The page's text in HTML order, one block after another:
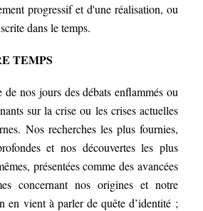
progressif et d'une réalisation, ou
dans le temps.
TEMPS
de nos jours des débats enflammés ou
sur la crise ou les crises actuelles
Nos recherches les plus fournies,
et nos découvertes les plus
présentées comme des avancées
concernant nos origines et notre
en vient à parler de quête d’identité ;